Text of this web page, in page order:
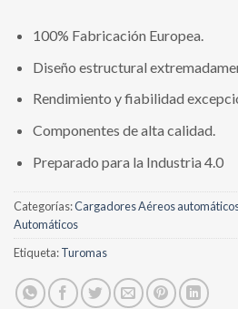
100% Fabricación Europea.
Diseño estructural
Rendimiento y fiabilidad
Componentes de alta calidad.
Preparado para la Industria 4.0
Categorías:Cargadores Aéreos
Automáticos
Etiqueta:Turomas